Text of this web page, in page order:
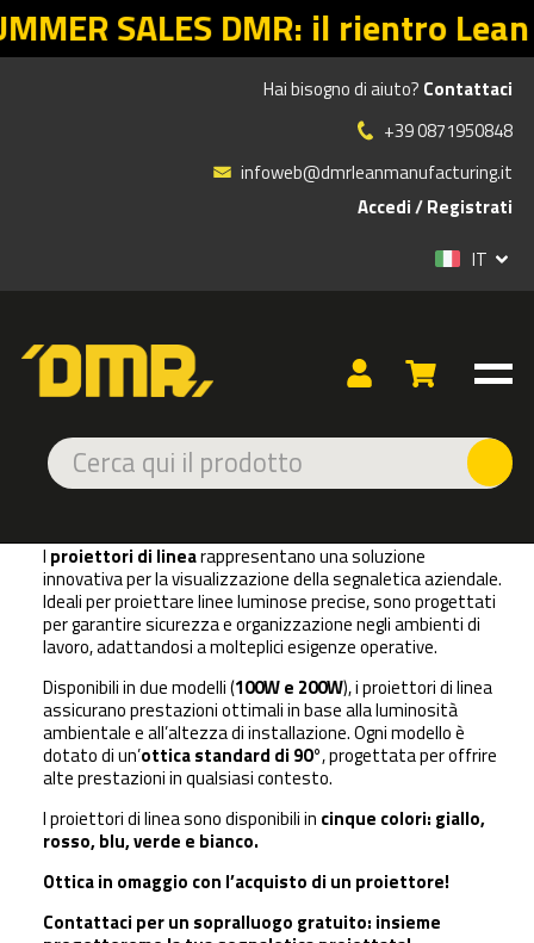
SALES DMR: il rientro Lean
Hai bisogno di aiuto? Contattaci
+39 0871950848
infoweb@dmrleanmanufacturing.it
Accedi/Registrati
IT
SOLUZIONI DI SEGNALETICA PROIETTATA »
OTTICHE
PROIETTORI DI LINEA
I proiettori di linearappresentano una soluzione
innovativa per la visualizzazione della segnaletica aziendale.
Ideali per proiettare linee luminose precise, sono progettati
per garantire sicurezza e organizzazione negli ambienti di
lavoro, adattandosi a molteplici esigenze operative.
Disponibili in due modelli (100W e 200W), i proiettori di linea
assicurano prestazioni ottimali in base alla luminosità
ambientale e all’altezza di installazione. Ogni modello è
dotato di un’ottica standard di 90°, progettata per offrire
alte prestazioni in qualsiasi contesto.
I proiettori di linea sono disponibili in cinque colori: giallo,
rosso, blu, verde e bianco.
Ottica in omaggio con l’acquisto di un proiettore!
Contattaci per un sopralluogo gratuito: insieme